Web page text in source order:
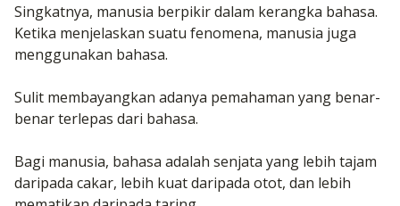
Singkatnya, manusia berpikir dalam kerangka bahasa.
Ketika menjelaskan suatu fenomena, manusia juga
menggunakan bahasa.
Sulit membayangkan adanya pemahaman yang benar-
benar terlepas dari bahasa.
Bagi manusia, bahasa adalah senjata yang lebih tajam
daripada cakar, lebih kuat daripada otot, dan lebih